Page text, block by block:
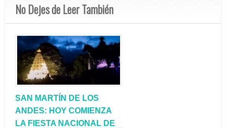
No Dejes de Leer También
SAN MARTÍN DE LOS
ANDES: HOY COMIENZA
LA FIESTA NACIONAL DE